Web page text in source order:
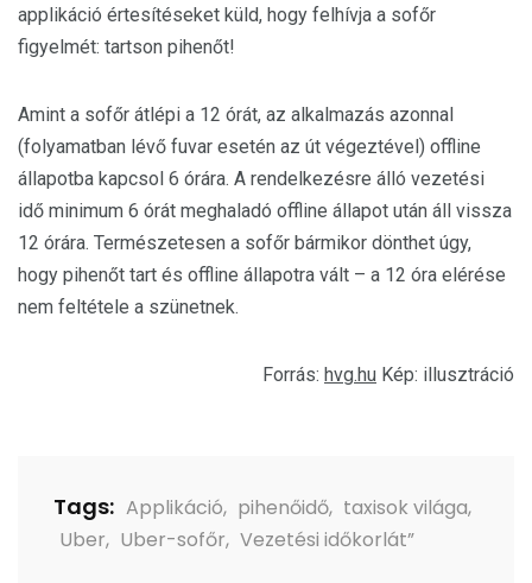
applikáció értesítéseket küld, hogy felhívja a sofőr
figyelmét: tartson pihenőt!
Amint a sofőr átlépi a 12 órát, az alkalmazás azonnal
(folyamatban lévő fuvar esetén az út végeztével) offline
állapotba kapcsol 6 órára. A rendelkezésre álló vezetési
idő minimum 6 órát meghaladó offline állapot után áll vissza
12 órára. Természetesen a sofőr bármikor dönthet úgy,
hogy pihenőt tart és offline állapotra vált – a 12 óra elérése
nem feltétele a szünetnek.
Forrás: hvg.hu Kép: illusztráció
Tags: Applikáció, pihenőidő, taxisok világa,
Uber, Uber-sofőr, Vezetési időkorlát”